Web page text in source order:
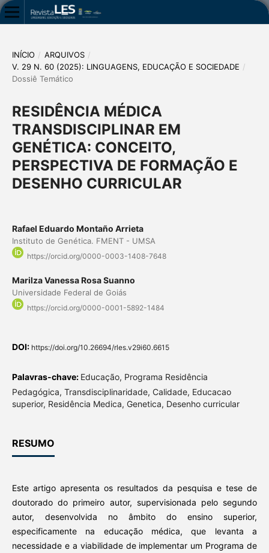
INÍCIO / ARQUIVOS /
V. 29 N. 60 (2025): LINGUAGENS, EDUCAÇÃO E SOCIEDADE /
Dossiê Temático
RESIDÊNCIA MÉDICA
TRANSDISCIPLINAR EM
GENÉTICA: CONCEITO,
PERSPECTIVA DE FORMAÇÃO E
DESENHO CURRICULAR
Rafael Eduardo Montaño Arrieta
Instituto de Genética. FMENT - UMSA
https://orcid.org/0000-0003-1408-7648
Marilza Vanessa Rosa Suanno
Universidade Federal de Goiás
https://orcid.org/0000-0001-5892-1484
DOI: https://doi.org/10.26694/rles.v29i60.6615
Palavras-chave: Educação, Programa Residência
Pedagógica, Transdisciplinaridade, Calidade, Educacao
superior, Residência Medica, Genetica, Desenho curricular
RESUMO
Este artigo apresenta os resultados da pesquisa e tese de
doutorado do primeiro autor, supervisionada pelo segundo
autor, desenvolvida no âmbito do ensino superior,
especificamente na educação médica, que levanta a
necessidade e a viabilidade de implementar um Programa de